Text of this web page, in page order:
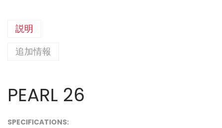
説明
追加情報
PEARL 26
SPECIFICATIONS: